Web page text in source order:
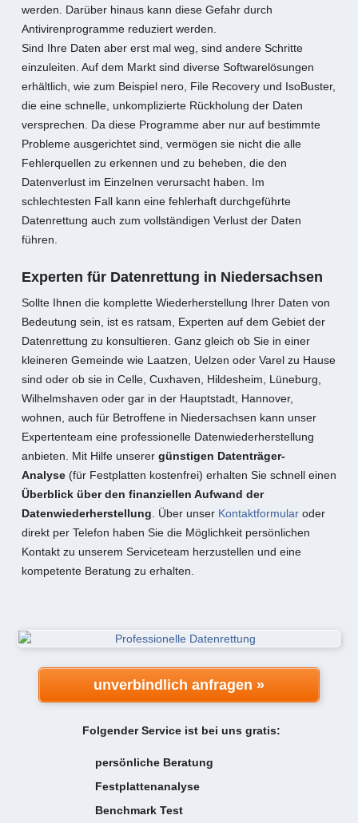
werden. Darüber hinaus kann diese Gefahr durch
Antivirenprogramme reduziert werden.
Sind Ihre Daten aber erst mal weg, sind andere Schritte
einzuleiten. Auf dem Markt sind diverse Softwarelösungen
erhältlich, wie zum Beispiel nero, File Recovery und IsoBuster,
die eine schnelle, unkomplizierte Rückholung der Daten
versprechen. Da diese Programme aber nur auf bestimmte
Probleme ausgerichtet sind, vermögen sie nicht die alle
Fehlerquellen zu erkennen und zu beheben, die den
Datenverlust im Einzelnen verursacht haben. Im
schlechtesten Fall kann eine fehlerhaft durchgeführte
Datenrettung auch zum vollständigen Verlust der Daten
führen.
Experten für Datenrettung in Niedersachsen
Sollte Ihnen die komplette Wiederherstellung Ihrer Daten von
Bedeutung sein, ist es ratsam, Experten auf dem Gebiet der
Datenrettung zu konsultieren. Ganz gleich ob Sie in einer
kleineren Gemeinde wie Laatzen, Uelzen oder Varel zu Hause
sind oder ob sie in Celle, Cuxhaven, Hildesheim, Lüneburg,
Wilhelmshaven oder gar in der Hauptstadt, Hannover,
wohnen, auch für Betroffene in Niedersachsen kann unser
Expertenteam eine professionelle Datenwiederherstellung
anbieten. Mit Hilfe unserer günstigen Datenträger-
Analyse(für Festplatten kostenfrei) erhalten Sie schnell einen
Überblick über den finanziellen Aufwand der
Datenwiederherstellung . Über unser Kontaktformularoder
direkt per Telefon haben Sie die Möglichkeit persönlichen
Kontakt zu unserem Serviceteam herzustellen und eine
kompetente Beratung zu erhalten.
unverbindlich anfragen »
Folgender Service ist bei uns gratis:
persönliche Beratung
Festplattenanalyse
Benchmark Test